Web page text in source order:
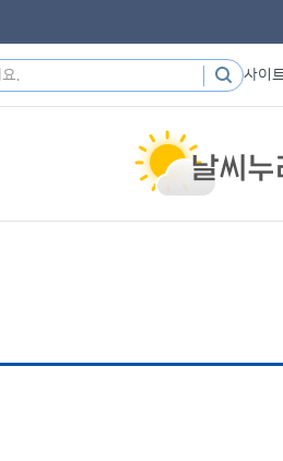
사이